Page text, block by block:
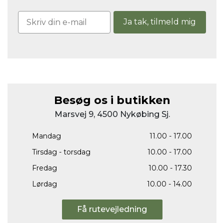
Ja tak, tilmeld mig
Besøg os i butikken
Marsvej 9, 4500 Nykøbing Sj.
Mandag
11.00 - 17.00
Tirsdag - torsdag
10.00 - 17.00
Fredag
10.00 - 17.30
Lørdag
10.00 - 14.00
Få rutevejledning